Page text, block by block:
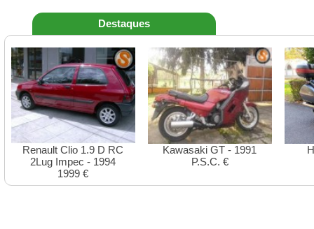
Destaques
Renault Clio 1.9 D RC
2Lug Impec - 1994
1999 €
Kawasaki GT - 1991
P.S.C. €